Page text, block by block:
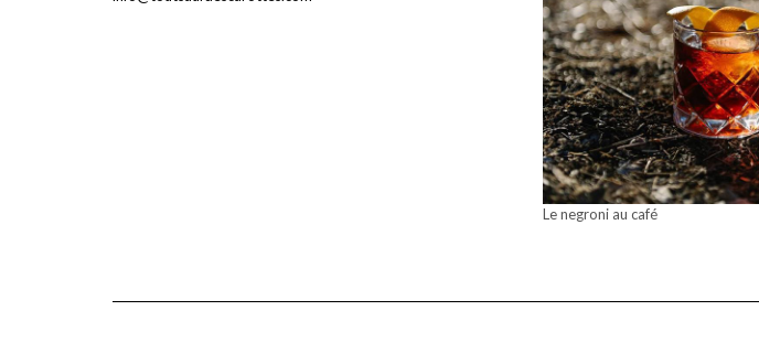
Le negroni au café